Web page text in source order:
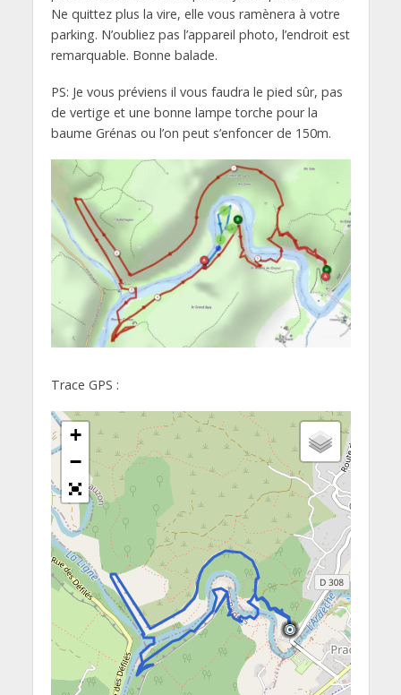
Ne quittez plus la vire, elle vous ramènera à votre
parking. N’oubliez pas l’appareil photo, l’endroit est
remarquable. Bonne balade.
PS: Je vous préviens il vous faudra le pied sûr, pas
de vertige et une bonne lampe torche pour la
baume Grénas ou l’on peut s’enfoncer de 150m.
Trace GPS :
+
−